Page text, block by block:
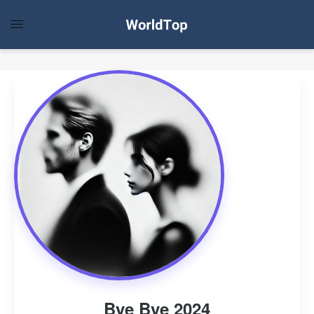
Bye Bye 2024